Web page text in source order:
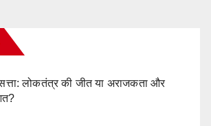
लोकतंत्र की जीत या अराजकता और